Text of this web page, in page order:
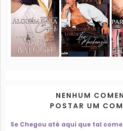
NENHUM
POSTAR UM
Se Chegou até aqui que tal